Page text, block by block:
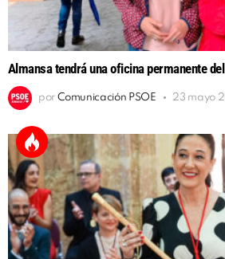
Almansa tendrá una oficina permanente
por Comunicación PSOE 23 mayo